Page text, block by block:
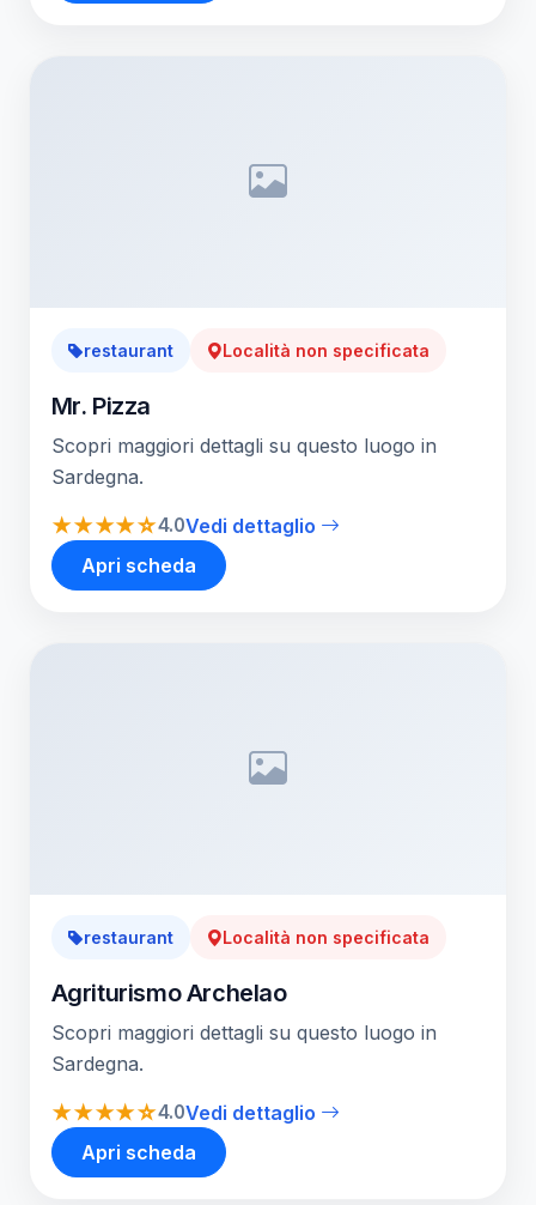
restaurant Località non specificata
Mr. Pizza
Scopri maggiori dettagli su questo luogo in
Sardegna.
★★★★☆4.0Vedi dettaglio
Apri scheda
restaurant Località non specificata
Agriturismo Archelao
Scopri maggiori dettagli su questo luogo in
Sardegna.
★★★★☆4.0Vedi dettaglio
Apri scheda